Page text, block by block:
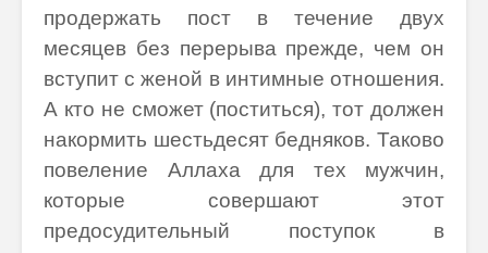
продержать пост в течение двух
месяцев без перерыва прежде, чем он
вступит с женой в интимные отношения.
А кто не сможет (поститься), тот должен
накормить шестьдесят бедняков. Таково
повеление Аллаха для тех мужчин,
которые совершают этот
предосудительный поступок в